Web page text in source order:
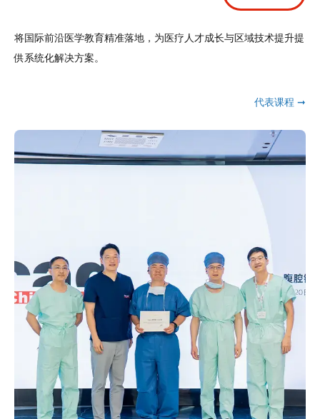
将国际前沿医学教育精准落地，为医疗人才成长与区域技术提升提
供系统化解决方案。
代表课程 ➞